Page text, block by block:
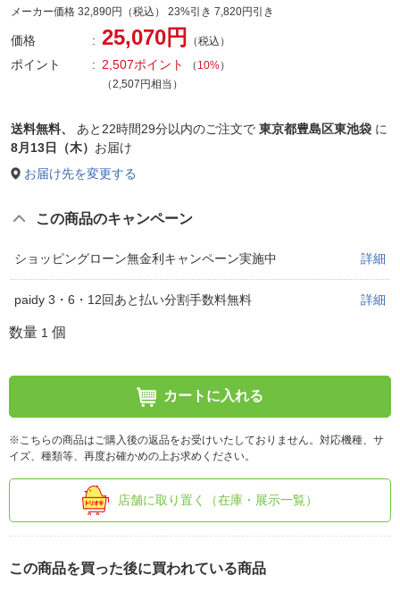
メーカー価格 32,890円（税込） 23%引き 7,820円引き
価格 25,070円 （税込）
ポイント 2,507ポイント （ 10%）
（2,507円相当）
送料無料、 あと 22時間29分以内のご注文で 東京都豊島区東池袋 に
8月13日（木） お届け
お届け先を変更する
この商品のキャンペーン
ショッピングローン無金利キャンペーン実施中 詳細
paidy 3・6・12回あと払い分割手数料無料 詳細
数量 1 個
カートに入れる
※こちらの商品はご購入後の返品をお受けいたしておりません。対応機種、サ
イズ、種類等、再度お確かめの上お求めください。
店舗に取り置く（在庫・展示一覧）
この商品を買った後に買われている商品